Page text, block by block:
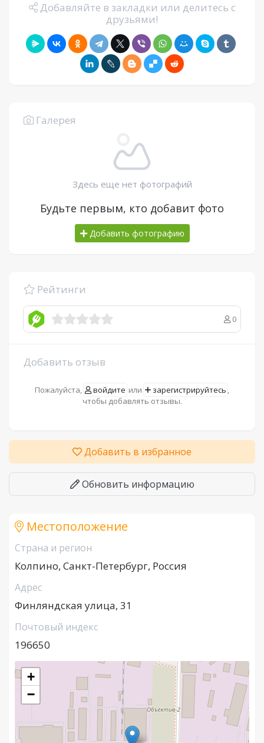
Добавляйте в закладки или делитесь с
друзьями!
Галерея
Здесь еще нет фотографий
Будьте первым, кто добавит фото
Добавить фотографию
Рейтинги
0
Добавить отзыв
Пожалуйста, войдите или зарегистрируйтесь ,
чтобы добавлять отзывы.
Добавить в избранное
Обновить информацию
Местоположение
Страна и регион
Колпино, Санкт-Петербург, Россия
Адрес
Финляндская улица, 31
Почтовый индекс
196650
+
−